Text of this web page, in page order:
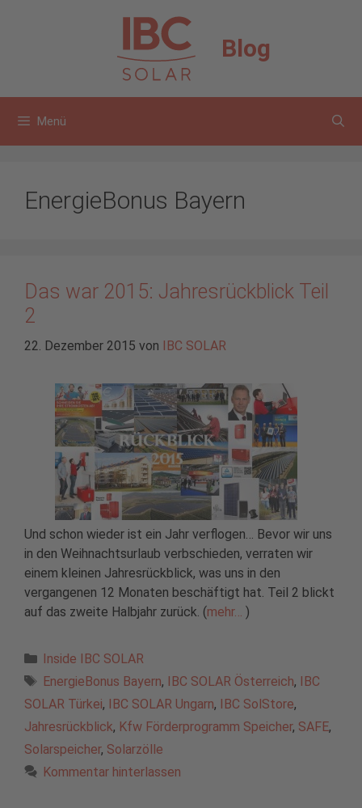
Blog
Menü
EnergieBonus Bayern
Das war 2015: Jahresrückblick Teil
2
22. Dezember 2015 von IBC SOLAR
Und schon wieder ist ein Jahr verflogen… Bevor wir uns
in den Weihnachtsurlaub verbschieden, verraten wir
einem kleinen Jahresrückblick, was uns in den
vergangenen 12 Monaten beschäftigt hat. Teil 2 blickt
auf das zweite Halbjahr zurück. (mehr… )
Kategorien
Inside IBC SOLAR
Schlagwörter
EnergieBonus Bayern, IBC SOLAR Österreich,
IBC
SOLAR Türkei, IBC SOLAR Ungarn, IBC SolStore,
Jahresrückblick, Kfw Förderprogramm Speicher, SAFE,
Solarspeicher, Solarzölle
Kommentar hinterlassen